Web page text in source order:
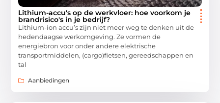
Lithium-accu's op de werkvloer: hoe voorkom je
brandrisico's in je bedrijf?
Lithium-ion accu’s zijn niet meer weg te denken uit de
hedendaagse werkomgeving. Ze vormen de
energiebron voor onder andere elektrische
transportmiddelen, (cargo)fietsen, gereedschappen en
tal
Aanbiedingen